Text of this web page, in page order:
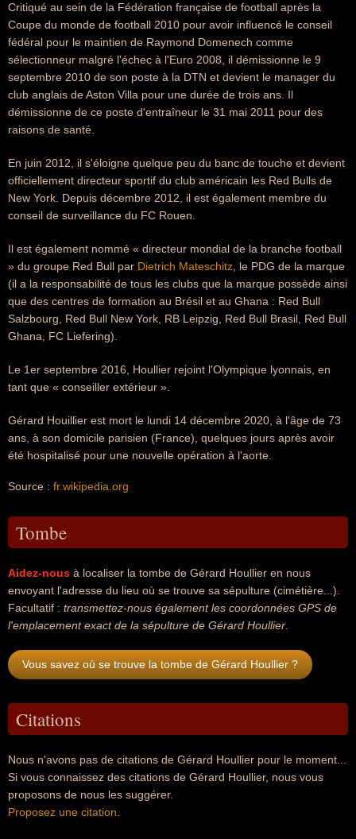
Critiqué au sein de la Fédération française de football après la
Coupe du monde de football 2010 pour avoir influencé le conseil
fédéral pour le maintien de Raymond Domenech comme
sélectionneur malgré l'échec à l'Euro 2008, il démissionne le 9
septembre 2010 de son poste à la DTN et devient le manager du
club anglais de Aston Villa pour une durée de trois ans. Il
démissionne de ce poste d'entraîneur le 31 mai 2011 pour des
raisons de santé.
En juin 2012, il s'éloigne quelque peu du banc de touche et devient
officiellement directeur sportif du club américain les Red Bulls de
New York. Depuis décembre 2012, il est également membre du
conseil de surveillance du FC Rouen.
Il est également nommé « directeur mondial de la branche football
» du groupe Red Bull par Dietrich Mateschitz , le PDG de la marque
(il a la responsabilité de tous les clubs que la marque possède ainsi
que des centres de formation au Brésil et au Ghana : Red Bull
Salzbourg, Red Bull New York, RB Leipzig, Red Bull Brasil, Red Bull
Ghana, FC Liefering).
Le 1er septembre 2016, Houllier rejoint l'Olympique lyonnais, en
tant que « conseiller extérieur ».
Gérard Houillier est mort le lundi 14 décembre 2020, à l'âge de 73
ans, à son domicile parisien (France), quelques jours après avoir
été hospitalisé pour une nouvelle opération à l'aorte.
Source : fr.wikipedia.org
Tombe
Aidez-nous à localiser la tombe de Gérard Houllier en nous
envoyant l'adresse du lieu où se trouve sa sépulture (cimétière...).
Facultatif : transmettez-nous également les coordonnées GPS de
l'emplacement exact de la sépulture de Gérard Houllier
Vous savez où se trouve la tombe de Gérard Houllier ?
Citations
Nous n'avons pas de citations de Gérard Houllier pour le moment...
Si vous connaissez des citations de Gérard Houllier, nous vous
proposons de nous les suggérer.
Proposez une citation